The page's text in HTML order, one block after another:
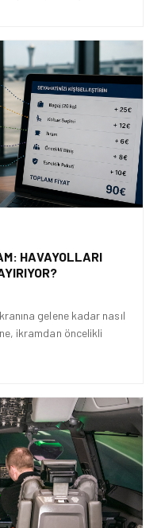
HAVAYOLLARI
gelene kadar nasıl
ikramdan öncelikli